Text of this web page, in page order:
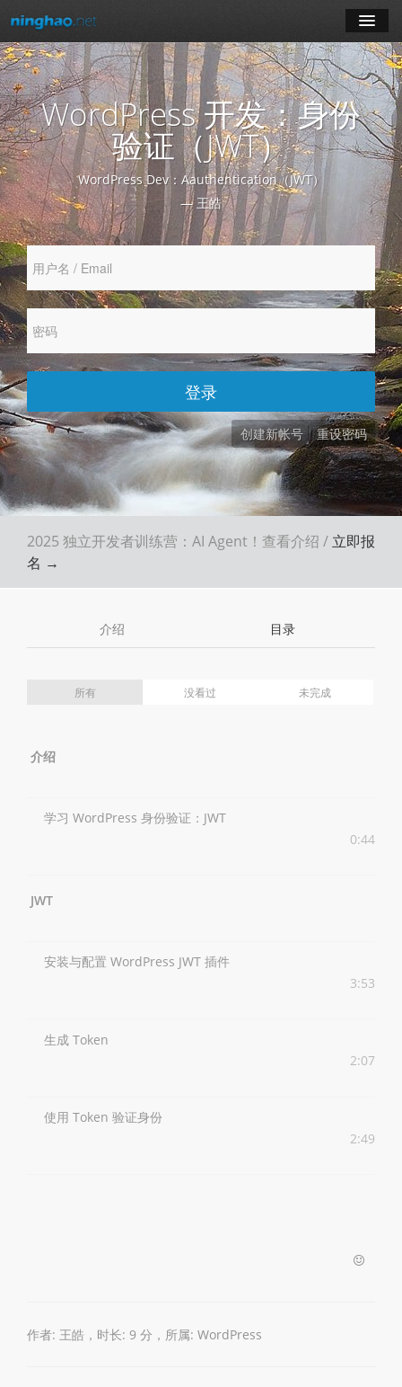
学习
博客
登录
注册
创建新帐号 重设密码
登录
WordPress 开发：身份
验证（JWT）
WordPress Dev：Aauthentication（JWT）
— 王皓
2025 独立开发者训练营：AI Agent！ 查看介绍 / 立即报
名 →
介绍 目录
所有 没看过 未完成
介绍
学习 WordPress 身份验证：JWT
0:44
JWT
安装与配置 WordPress JWT 插件
3:53
生成 Token
2:07
使用 Token 验证身份
2:49
作者: 王皓，时长: 9 分，所属: WordPress